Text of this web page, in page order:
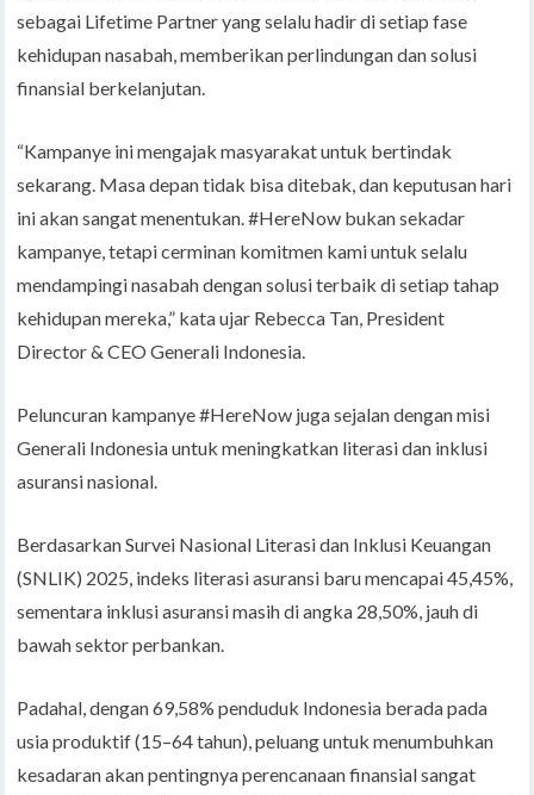
sebagai Lifetime Partner yang selalu hadir di setiap fase
kehidupan nasabah, memberikan perlindungan dan solusi
finansial berkelanjutan.
“Kampanye ini mengajak masyarakat untuk bertindak
sekarang. Masa depan tidak bisa ditebak, dan keputusan hari
ini akan sangat menentukan. #HereNow bukan sekadar
kampanye, tetapi cerminan komitmen kami untuk selalu
mendampingi nasabah dengan solusi terbaik di setiap tahap
kehidupan mereka,” kata ujar Rebecca Tan, President
Director & CEO Generali Indonesia.
Peluncuran kampanye #HereNow juga sejalan dengan misi
Generali Indonesia untuk meningkatkan literasi dan inklusi
asuransi nasional.
Berdasarkan Survei Nasional Literasi dan Inklusi Keuangan
(SNLIK) 2025, indeks literasi asuransi baru mencapai 45,45%,
sementara inklusi asuransi masih di angka 28,50%, jauh di
bawah sektor perbankan.
Padahal, dengan 69,58% penduduk Indonesia berada pada
usia produktif (15–64 tahun), peluang untuk menumbuhkan
kesadaran akan pentingnya perencanaan finansial sangat